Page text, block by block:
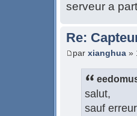
serveur a
Re:
par xianghua »
salut,
sauf